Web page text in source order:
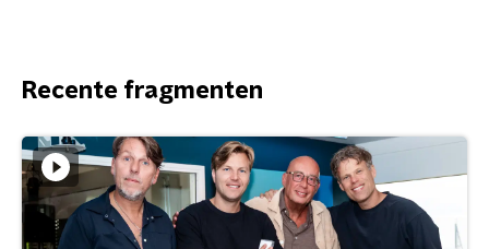
Recente fragmenten